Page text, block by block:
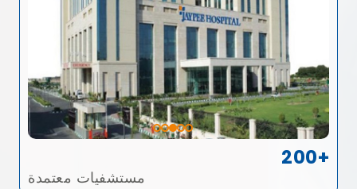
200+
مستشفيات معتمدة